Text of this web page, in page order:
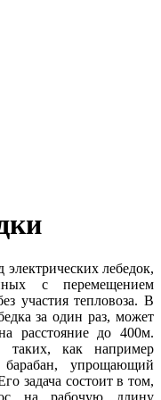
лебедок,
с перемещением
участия тепловоза. В
за один раз, может
расстояние до 400м.
таких, как например
упрощающий
задача состоит в том,
на рабочую длину